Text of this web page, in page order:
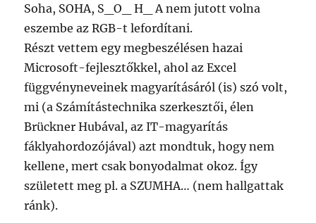
Soha, SOHA, S_O_ H_ A nem jutott volna
eszembe az RGB-t lefordítani.
Részt vettem egy megbeszélésen hazai
Microsoft-fejlesztőkkel, ahol az Excel
függvényneveinek magyarításáról (is) szó volt,
mi (a Számítástechnika szerkesztői, élen
Brückner Hubával, az IT-magyarítás
fáklyahordozójával) azt mondtuk, hogy nem
kellene, mert csak bonyodalmat okoz. Így
született meg pl. a SZUMHA… (nem hallgattak
ránk).